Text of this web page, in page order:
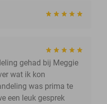
gehad bij Meggie
wat ik kon
was prima te
een leuk gesprek